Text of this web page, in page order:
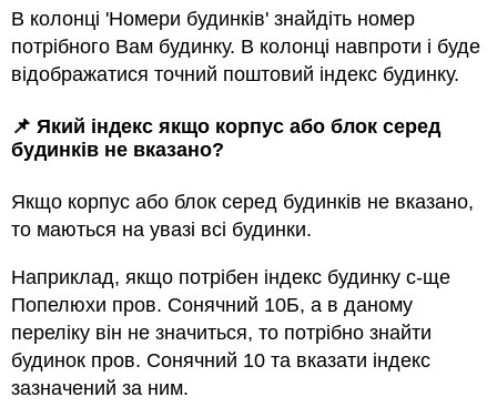
В колонці 'Номери будинків' знайдіть номер
потрібного Вам будинку. В колонці навпроти і буде
відображатися точний поштовий індекс будинку.
📌 Який індекс якщо корпус або блок серед
будинкiв не вказано?
Якщо корпус або блок серед будинкiв не вказано,
то маються на увазi всi будинки.
Наприклад, якщо потрiбен індекс будинку с-ще
Попелюхи пров. Сонячний 10Б, а в даному
переліку він не значиться, то потрібно знайти
будинок пров. Сонячний 10 та вказати індекс
зазначений за ним.